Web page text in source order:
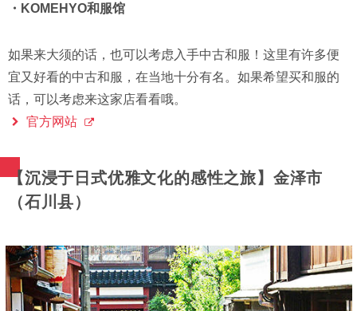
・KOMEHYO和服馆
如果来大须的话，也可以考虑入手中古和服！这里有许多便
宜又好看的中古和服，在当地十分有名。如果希望买和服的
话，可以考虑来这家店看看哦。
官方网站
【沉浸于日式优雅文化的感性之旅】金泽市
（石川县）